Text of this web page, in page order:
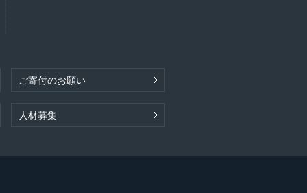
ご寄付のお願い
人材募集